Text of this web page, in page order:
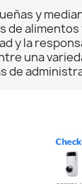
y
de
y la
una
de